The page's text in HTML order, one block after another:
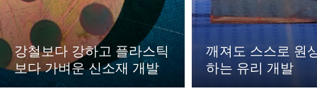
강철보다 강하고 플라스틱
보다 가벼운 신소재 개발
깨져도 스스로 원
하는 유리 개발